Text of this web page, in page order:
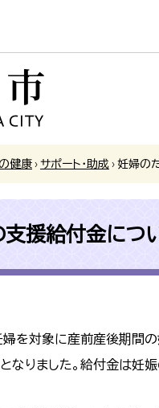
健康 › サポート・助成 › 妊婦の
援給付金につい
を対象に産前産後期間
なりました。給付金は妊